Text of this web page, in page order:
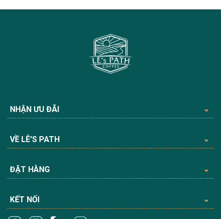
NHẬN ƯU ĐÃI
VỀ LÊ'S PATH
ĐẶT HÀNG
KẾT NỐI